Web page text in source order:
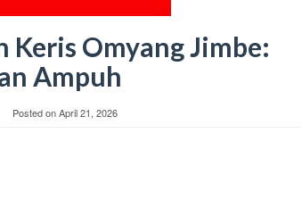
Omyang Jimbe:
Ampuh
Posted onApril 21, 2026